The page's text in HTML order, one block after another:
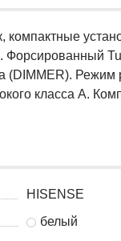
компактные
Форсированный
(DIMMER).
класса А.
HISENSE
белый